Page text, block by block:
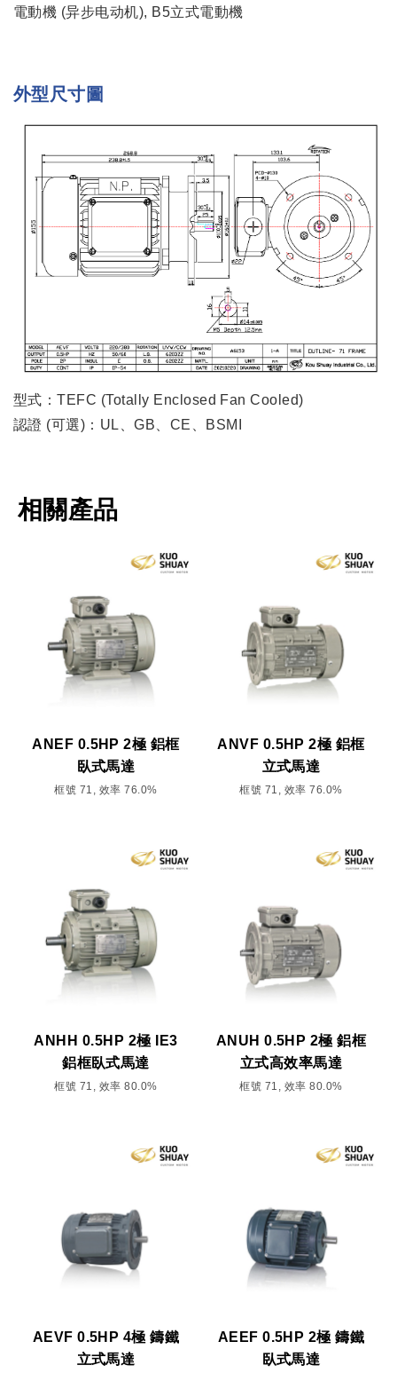
電動機 (异步电动机), B5立式電動機
外型尺寸圖
型式：TEFC (Totally Enclosed Fan Cooled)
認證 (可選)：UL、GB、CE、BSMI
相關產品
ANEF 0.5HP 2極 鋁框
臥式馬達
框號 71, 效率 76.0%
ANVF 0.5HP 2極 鋁框
立式馬達
框號 71, 效率 76.0%
ANHH 0.5HP 2極 IE3
鋁框臥式馬達
框號 71, 效率 80.0%
ANUH 0.5HP 2極 鋁框
立式高效率馬達
框號 71, 效率 80.0%
AEVF 0.5HP 4極 鑄鐵
立式馬達
AEEF 0.5HP 2極 鑄鐵
臥式馬達